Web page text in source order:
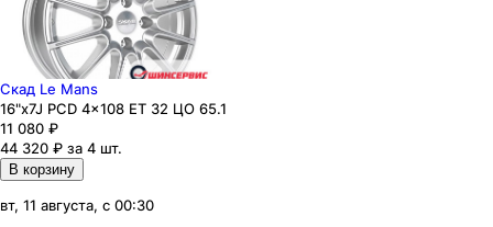
Скад Le Mans
16"x7J PCD 4x108 ЕТ 32 ЦО 65.1
11 080 ₽
44 320 ₽ за 4 шт.
В корзину
вт, 11 августа, с 00:30